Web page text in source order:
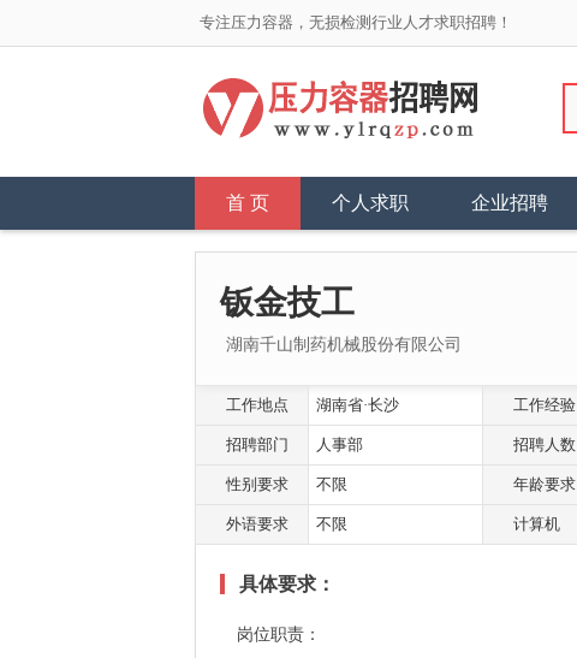
专注压力容器，无损检测行业人才求职招聘！
首 页 个人求职 企业招聘
钣金技工
湖南千山制药机械股份有限公司
工作地点 湖南省·长沙 工作经验
招聘部门 人事部 招聘人数
性别要求 不限 年龄要求
外语要求 不限 计算机
具体要求：
岗位职责：